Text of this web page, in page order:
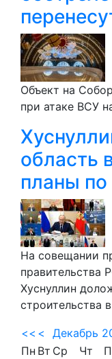
Объект на
при атаке ВСУ
область
планы
На совещании
правительства
Хуснуллин
строительства
<< < Декабрь
Пн Вт Ср Чт